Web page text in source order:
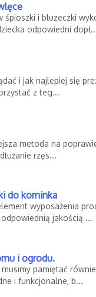
i bluzeczki
odpowiedni
i jak najlepiej się
z teg...
metoda na
rzęs...
do kominka
wyposażenia
jakością ...
i ogrodu.
pamiętać
i funkcjonalne, b...